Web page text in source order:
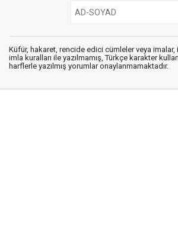
Küfür, hakaret, rencide edici cümleler veya imalar,
imla kuralları ile yazılmamış, Türkçe karakter
harflerle yazılmış yorumlar onaylanmamaktadır.